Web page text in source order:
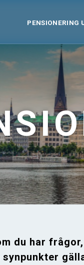
PENSIONERING